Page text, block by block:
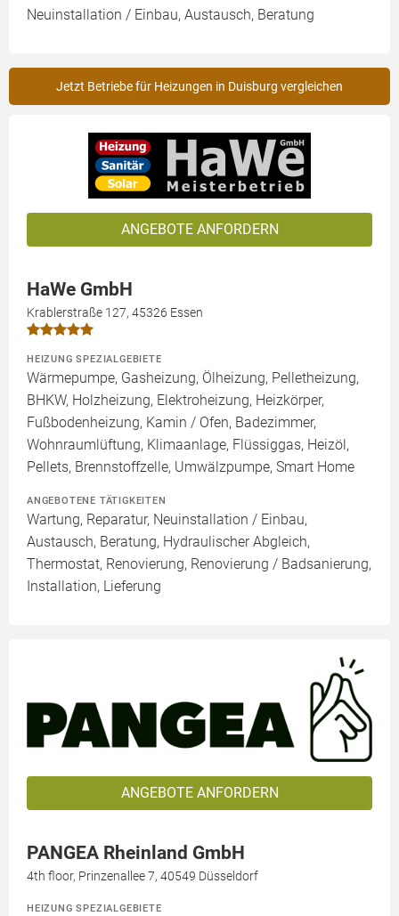
Neuinstallation / Einbau, Austausch, Beratung
Jetzt Betriebe für Heizungen in Duisburg vergleichen
ANGEBOTE ANFORDERN
HaWe GmbH
Krablerstraße 127, 45326 Essen
HEIZUNG SPEZIALGEBIETE
Wärmepumpe, Gasheizung, Ölheizung, Pelletheizung,
BHKW, Holzheizung, Elektroheizung, Heizkörper,
Fußbodenheizung, Kamin / Ofen, Badezimmer,
Wohnraumlüftung, Klimaanlage, Flüssiggas, Heizöl,
Pellets, Brennstoffzelle, Umwälzpumpe, Smart Home
ANGEBOTENE TÄTIGKEITEN
Wartung, Reparatur, Neuinstallation / Einbau,
Austausch, Beratung, Hydraulischer Abgleich,
Thermostat, Renovierung, Renovierung / Badsanierung,
Installation, Lieferung
ANGEBOTE ANFORDERN
PANGEA Rheinland GmbH
4th floor, Prinzenallee 7, 40549 Düsseldorf
HEIZUNG SPEZIALGEBIETE